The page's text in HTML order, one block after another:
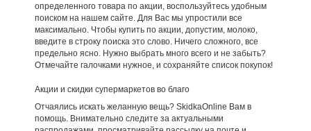
определенного товара по акции, воспользуйтесь удобным
поиском на нашем сайте. Для Вас мы упростили все
максимально. Чтобы купить по акции, допустим, молоко,
введите в строку поиска это слово. Ничего сложного, все
предельно ясно. Нужно выбрать много всего и не забыть?
Отмечайте галочками нужное, и сохраняйте список покупок!
Акции и скидки супермаркетов во благо
Отчаялись искать желанную вещь? SkidkaOnline Вам в
помощь. Внимательно следите за актуальными